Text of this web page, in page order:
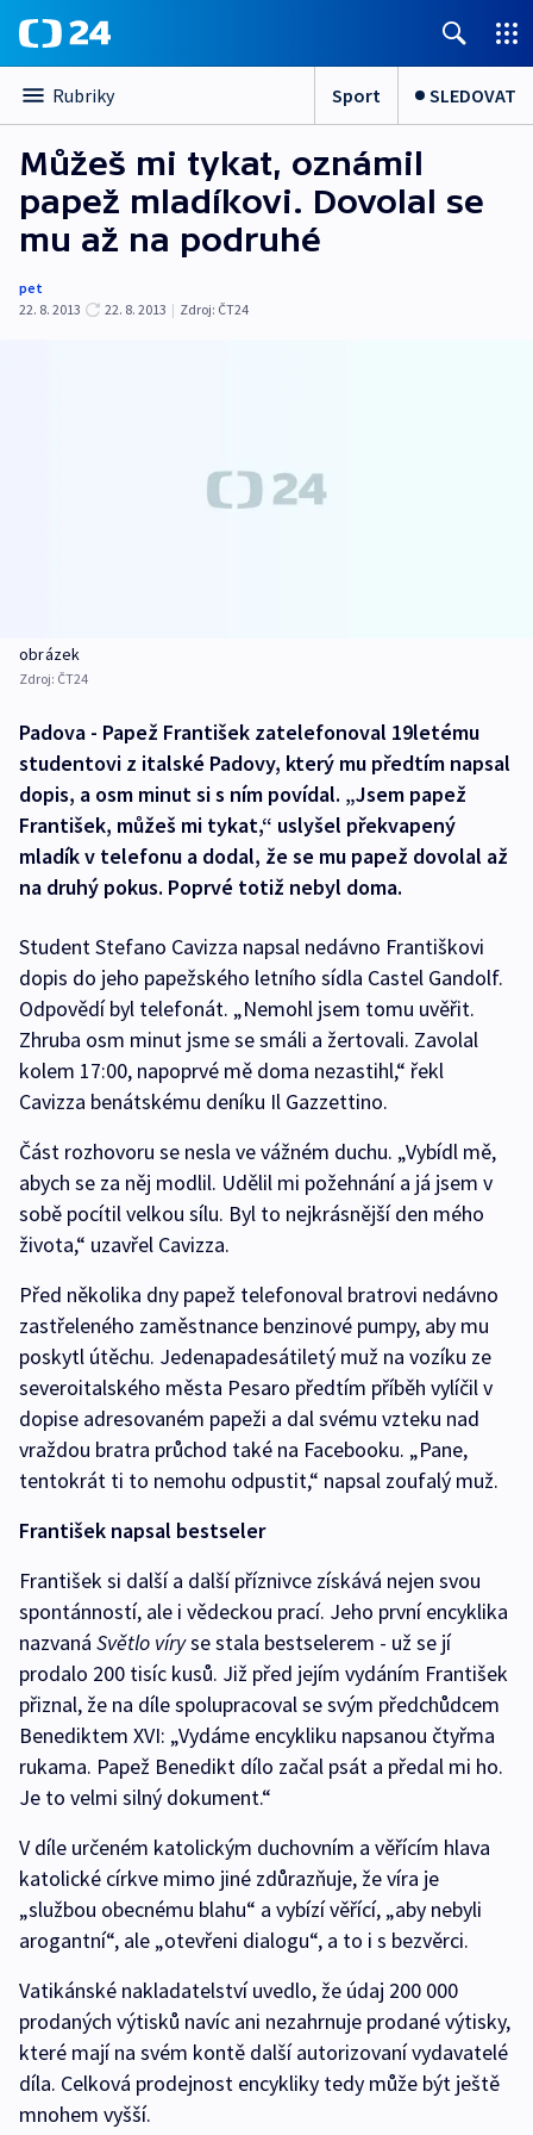
Rubriky Sport SLEDOVAT
Můžeš mi tykat, oznámil
papež mladíkovi. Dovolal se
mu až na podruhé
pet
22. 8. 2013
22. 8. 2013 | Zdroj: ČT24
obrázek
Zdroj: ČT24
Padova - Papež František zatelefonoval 19letému
studentovi z italské Padovy, který mu předtím napsal
dopis, a osm minut si s ním povídal. „Jsem papež
František, můžeš mi tykat,“ uslyšel překvapený
mladík v telefonu a dodal, že se mu papež dovolal až
na druhý pokus. Poprvé totiž nebyl doma.
Student Stefano Cavizza napsal nedávno Františkovi
dopis do jeho papežského letního sídla Castel Gandolf.
Odpovědí byl telefonát. „Nemohl jsem tomu uvěřit.
Zhruba osm minut jsme se smáli a žertovali. Zavolal
kolem 17:00, napoprvé mě doma nezastihl,“ řekl
Cavizza benátskému deníku Il Gazzettino.
Část rozhovoru se nesla ve vážném duchu. „Vybídl mě,
abych se za něj modlil. Udělil mi požehnání a já jsem v
sobě pocítil velkou sílu. Byl to nejkrásnější den mého
života,“ uzavřel Cavizza.
Před několika dny papež telefonoval bratrovi nedávno
zastřeleného zaměstnance benzinové pumpy, aby mu
poskytl útěchu. Jedenapadesátiletý muž na vozíku ze
severoitalského města Pesaro předtím příběh vylíčil v
dopise adresovaném papeži a dal svému vzteku nad
vraždou bratra průchod také na Facebooku. „Pane,
tentokrát ti to nemohu odpustit,“ napsal zoufalý muž.
František napsal bestseler
František si další a další příznivce získává nejen svou
spontánností, ale i vědeckou prací. Jeho první encyklika
nazvaná Světlo víryse stala bestselerem - už se jí
prodalo 200 tisíc kusů. Již před jejím vydáním František
přiznal, že na díle spolupracoval se svým předchůdcem
Benediktem XVI: „Vydáme encykliku napsanou čtyřma
rukama. Papež Benedikt dílo začal psát a předal mi ho.
Je to velmi silný dokument.“
V díle určeném katolickým duchovním a věřícím hlava
katolické církve mimo jiné zdůrazňuje, že víra je
„službou obecnému blahu“ a vybízí věřící, „aby nebyli
arogantní“, ale „otevřeni dialogu“, a to i s bezvěrci.
Vatikánské nakladatelství uvedlo, že údaj 200 000
prodaných výtisků navíc ani nezahrnuje prodané výtisky,
které mají na svém kontě další autorizovaní vydavatelé
díla. Celková prodejnost encykliky tedy může být ještě
mnohem vyšší.